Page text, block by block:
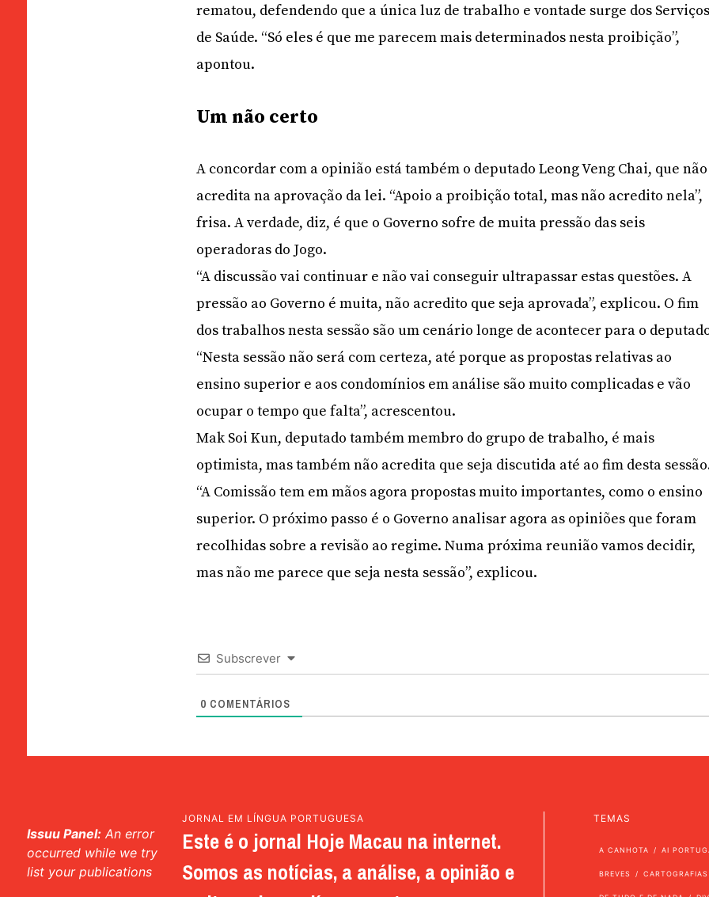
rematou, defendendo que a única luz de trabalho e vontade surge dos
de Saúde. “Só eles é que me parecem mais determinados nesta proibição”,
apontou.
Um não certo
A concordar com a opinião está também o deputado Leong Veng Chai, que não
acredita na aprovação da lei. “Apoio a proibição total, mas não acredito nela”,
frisa. A verdade, diz, é que o Governo sofre de muita pressão das seis
operadoras do Jogo.
“A discussão vai continuar e não vai conseguir ultrapassar estas questões. A
pressão ao Governo é muita, não acredito que seja aprovada”, explicou. O fim
dos trabalhos nesta sessão são um cenário longe de acontecer para o
“Nesta sessão não será com certeza, até porque as propostas relativas ao
ensino superior e aos condomínios em análise são muito complicadas e vão
ocupar o tempo que falta”, acrescentou.
Mak Soi Kun, deputado também membro do grupo de trabalho, é mais
optimista, mas também não acredita que seja discutida até ao fim desta
“A Comissão tem em mãos agora propostas muito importantes, como o ensino
superior. O próximo passo é o Governo analisar agora as opiniões que foram
recolhidas sobre a revisão ao regime. Numa próxima reunião vamos decidir,
mas não me parece que seja nesta sessão”, explicou.
Subscrever
0 COMENTÁRIOS
Issuu Panel: An error
occurred while we try
list your publications
JORNAL EM LÍNGUA PORTUGUESA
Este é o jornal Hoje Macau na internet.
Somos as notícias, a análise, a opinião e
TEMAS
A CANHOTA AI
BREVES CARTOGRAFIAS